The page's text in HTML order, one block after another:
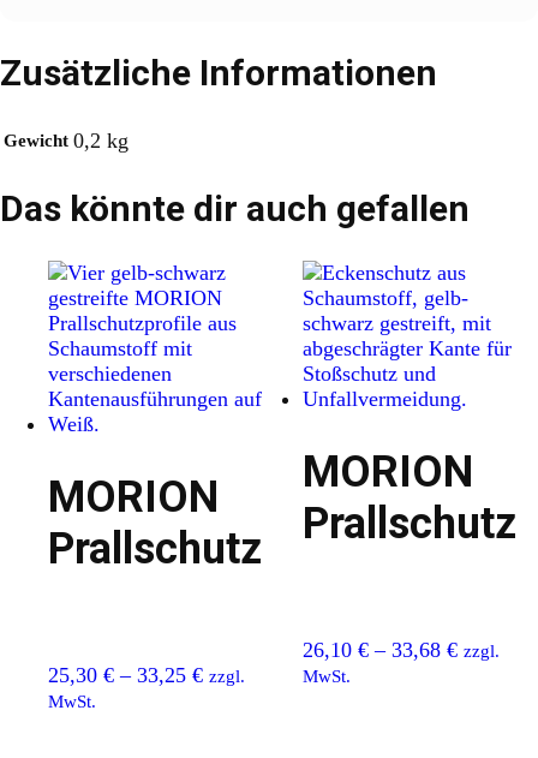
Zusätzliche Informationen
Gewicht 0,2 kg
Das könnte dir auch gefallen
MORION
Prallschutz
25,30 € – 33,25 € zzgl.
MwSt.
MORION
Prallschutz
26,10€ –33,68€ zzgl.
MwSt.